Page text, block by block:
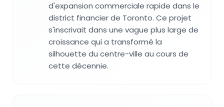
d'expansion commerciale rapide dans le
district financier de Toronto. Ce projet
s'inscrivait dans une vague plus large de
croissance qui a transformé la
silhouette du centre-ville au cours de
cette décennie.